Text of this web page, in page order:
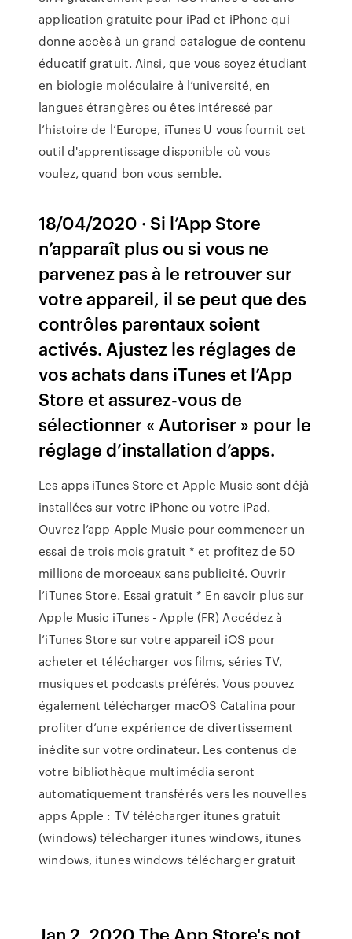
application gratuite pour iPad et iPhone qui
donne accès à un grand catalogue de contenu
éducatif gratuit. Ainsi, que vous soyez étudiant
en biologie moléculaire à l’université, en
langues étrangères ou êtes intéressé par
l’histoire de l’Europe, iTunes U vous fournit cet
outil d'apprentissage disponible où vous
voulez, quand bon vous semble.
18/04/2020 · Si l’App Store
n’apparaît plus ou si vous ne
parvenez pas à le retrouver sur
votre appareil, il se peut que des
contrôles parentaux soient
activés. Ajustez les réglages de
vos achats dans iTunes et l’App
Store et assurez-vous de
sélectionner « Autoriser » pour le
réglage d’installation d’apps.
Les apps iTunes Store et Apple Music sont déjà
installées sur votre iPhone ou votre iPad.
Ouvrez l’app Apple Music pour commencer un
essai de trois mois gratuit * et profitez de 50
millions de morceaux sans publicité. Ouvrir
l’iTunes Store. Essai gratuit * En savoir plus sur
Apple Music iTunes - Apple (FR) Accédez à
l’iTunes Store sur votre appareil iOS pour
acheter et télécharger vos films, séries TV,
musiques et podcasts préférés. Vous pouvez
également télécharger macOS Catalina pour
profiter d’une expérience de divertissement
inédite sur votre ordinateur. Les contenus de
votre bibliothèque multimédia seront
automatiquement transférés vers les nouvelles
apps Apple : TV télécharger itunes gratuit
(windows) télécharger itunes windows, itunes
windows, itunes windows télécharger gratuit
Jan 2, 2020 The App Store's not